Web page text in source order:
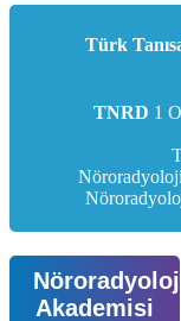
Türk
TNRD 1
Nöroradyoloji
Nöroradyoloji
Akademisi